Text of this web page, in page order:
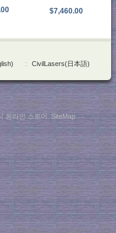
$7,460.00
:: CivilLasers(日本語)
온라인 스토어 . SiteMap